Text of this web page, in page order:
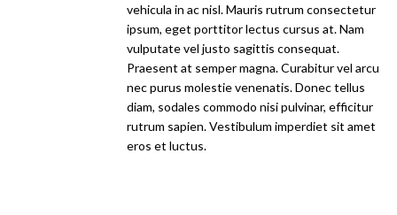
vehicula in ac nisl. Mauris rutrum consectetur
ipsum, eget porttitor lectus cursus at. Nam
vulputate vel justo sagittis consequat.
Praesent at semper magna. Curabitur vel arcu
nec purus molestie venenatis. Donec tellus
diam, sodales commodo nisi pulvinar, efficitur
rutrum sapien. Vestibulum imperdiet sit amet
eros et luctus.